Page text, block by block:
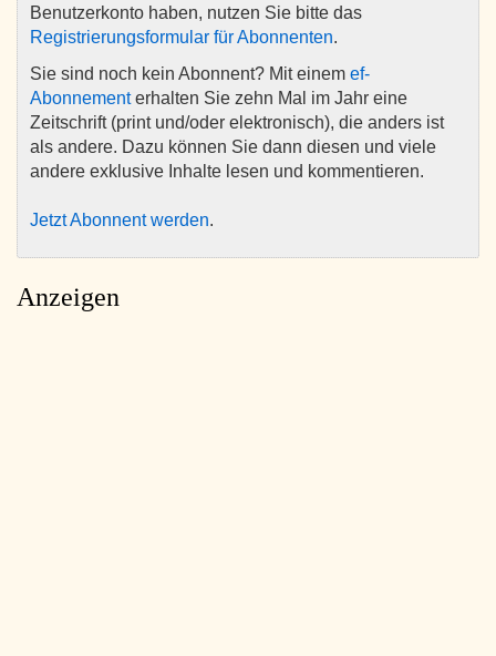
Benutzerkonto haben, nutzen Sie bitte das
Registrierungsformular für Abonnenten.
Sie sind noch kein Abonnent? Mit einem ef-
Abonnementerhalten Sie zehn Mal im Jahr eine
Zeitschrift (print und/oder elektronisch), die anders ist
als andere. Dazu können Sie dann diesen und viele
andere exklusive Inhalte lesen und kommentieren.
Jetzt Abonnent werden.
Anzeigen